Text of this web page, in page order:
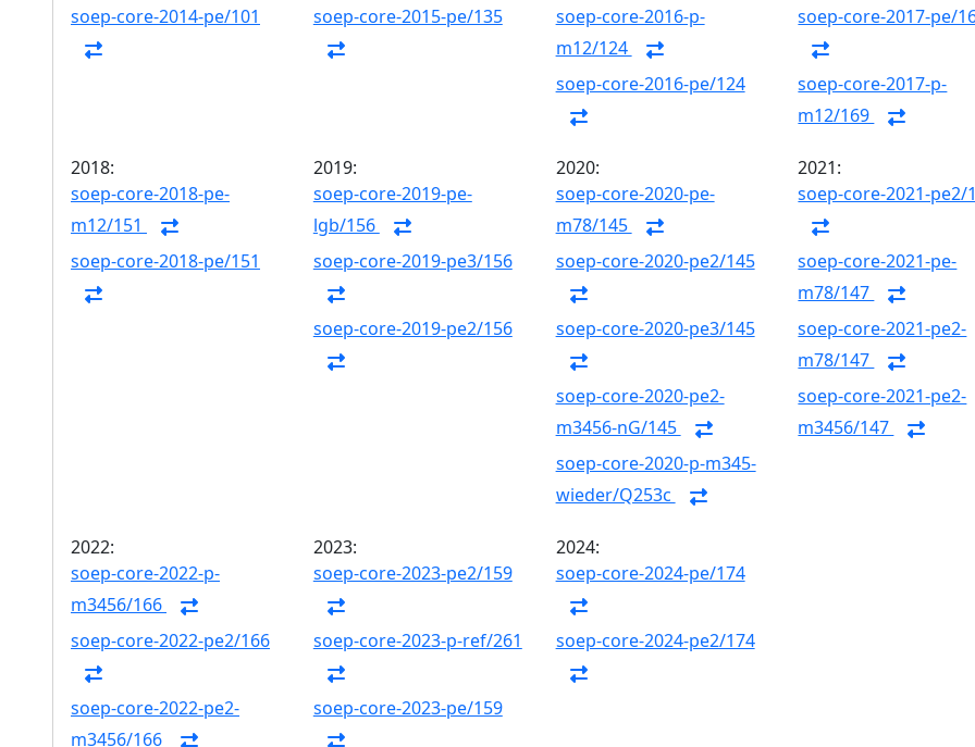
soep-core-2014-pe/101
soep-core-2015-pe/135
soep-core-2016-p-
m12/124
soep-core-2016-pe/124
soep-core-2017-pe/
soep-core-2017-p-
m12/169
2018:
soep-core-2018-pe-
m12/151
soep-core-2018-pe/151
2019:
soep-core-2019-pe-
lgb/156
soep-core-2019-pe3/156
soep-core-2019-pe2/156
2020:
soep-core-2020-pe-
m78/145
soep-core-2020-pe2/145
soep-core-2020-pe3/145
soep-core-2020-pe2-
m3456-nG/145
soep-core-2020-p-m345-
wieder/Q253c
2021:
soep-core-2021-pe2/
soep-core-2021-pe-
m78/147
soep-core-2021-pe2-
m78/147
soep-core-2021-pe2-
m3456/147
2022:
soep-core-2022-p-
m3456/166
soep-core-2022-pe2/166
soep-core-2022-pe2-
m3456/166
2023:
soep-core-2023-pe2/159
soep-core-2023-p-ref/261
soep-core-2023-pe/159
2024:
soep-core-2024-pe/174
soep-core-2024-pe2/174